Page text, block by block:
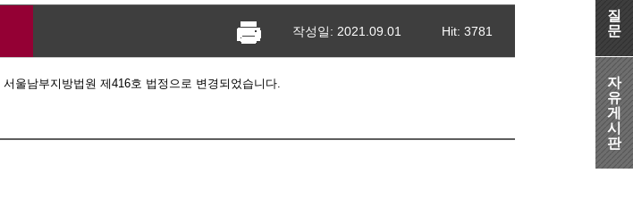
작성일: 2021.09.01 Hit: 3781
울남부지방법원 제416호 법정으로 변경되었습니다.
질
문
자
유
게
시
판